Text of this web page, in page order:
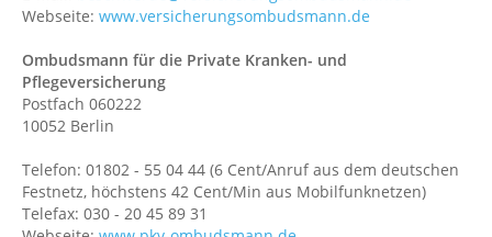
Webseite: www.versicherungsombudsmann.de
Ombudsmann für die Private Kranken- und
Pflegeversicherung
Postfach 060222
10052 Berlin
Telefon: 01802 - 55 04 44 (6 Cent/Anruf aus dem deutschen
Festnetz, höchstens 42 Cent/Min aus Mobilfunknetzen)
Telefax: 030 - 20 45 89 31